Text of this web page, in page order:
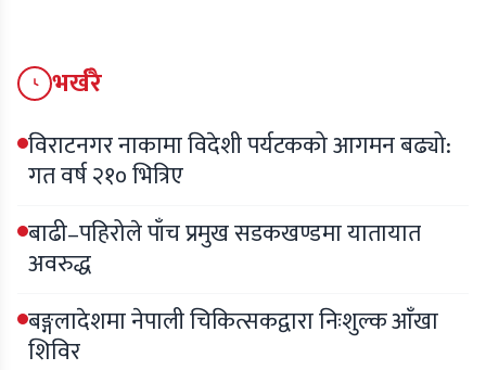
भर्खरै
विराटनगर नाकामा विदेशी पर्यटकको आगमन बढ्यो:
गत वर्ष २१० भित्रिए
बाढी–पहिरोले पाँच प्रमुख सडकखण्डमा यातायात
अवरुद्ध
बङ्गलादेशमा नेपाली चिकित्सकद्वारा निःशुल्क आँखा
शिविर